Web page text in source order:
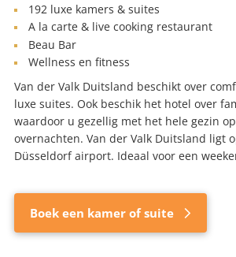
192 luxe kamers & suites
A la carte & live cooking restaurant
Beau Bar
Wellness en fitness
Van der Valk Duitsland beschikt over
luxe suites. Ook beschik het hotel over
waardoor u gezellig met het hele gezin
overnachten. Van der Valk Duitsland ligt
Düsseldorf airport. Ideaal voor een
Boek een kamer of suite